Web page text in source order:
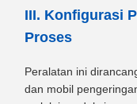
III. Konfigurasi
Proses
Peralatan ini
dan mobil